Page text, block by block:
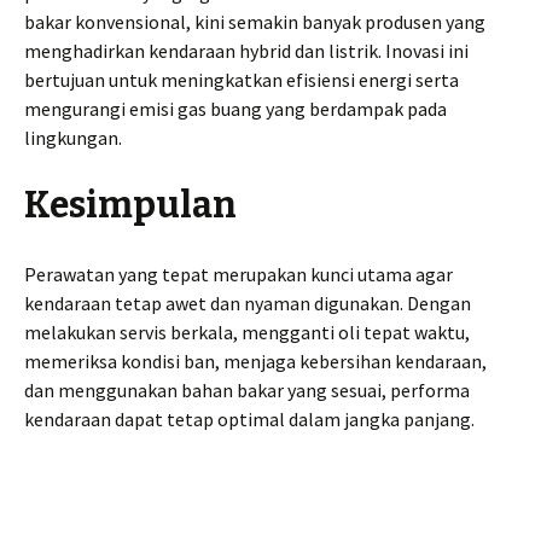
bakar konvensional, kini semakin banyak produsen yang
menghadirkan kendaraan hybrid dan listrik. Inovasi ini
bertujuan untuk meningkatkan efisiensi energi serta
mengurangi emisi gas buang yang berdampak pada
lingkungan.
Kesimpulan
Perawatan yang tepat merupakan kunci utama agar
kendaraan tetap awet dan nyaman digunakan. Dengan
melakukan servis berkala, mengganti oli tepat waktu,
memeriksa kondisi ban, menjaga kebersihan kendaraan,
dan menggunakan bahan bakar yang sesuai, performa
kendaraan dapat tetap optimal dalam jangka panjang.